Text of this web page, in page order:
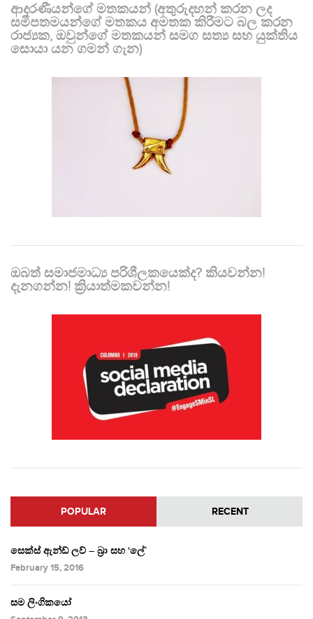
ආදරණීයන්ගේ මතකයන් (අතුරුදහන් කරන ලද
සමීපතමයන්ගේ මතකය අමතක කිරීමට බල කරන
රාජ්‍යක, ඔවුන්ගේ මතකයන් සමග සත්‍ය සහ යුක්තිය
සොයා යන ගමන් ගැන)
ඔබත් සමාජමාධ්‍ය පරිශීලකයෙක්ද? කියවන්න!
දැනගන්න! ක්‍රියාත්මකවන්න!
POPULAR RECENT
සෙක්ස් ඇන්ඩ් ලව් – බ්‍රා සහ ‘ලේ’
February 15, 2016
සම ලිංගිකයෝ